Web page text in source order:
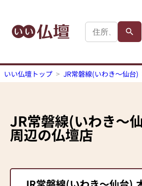
いい仏壇トップ JR常磐線(いわき～仙台)
JR常磐線(いわき～
周辺の仏壇店